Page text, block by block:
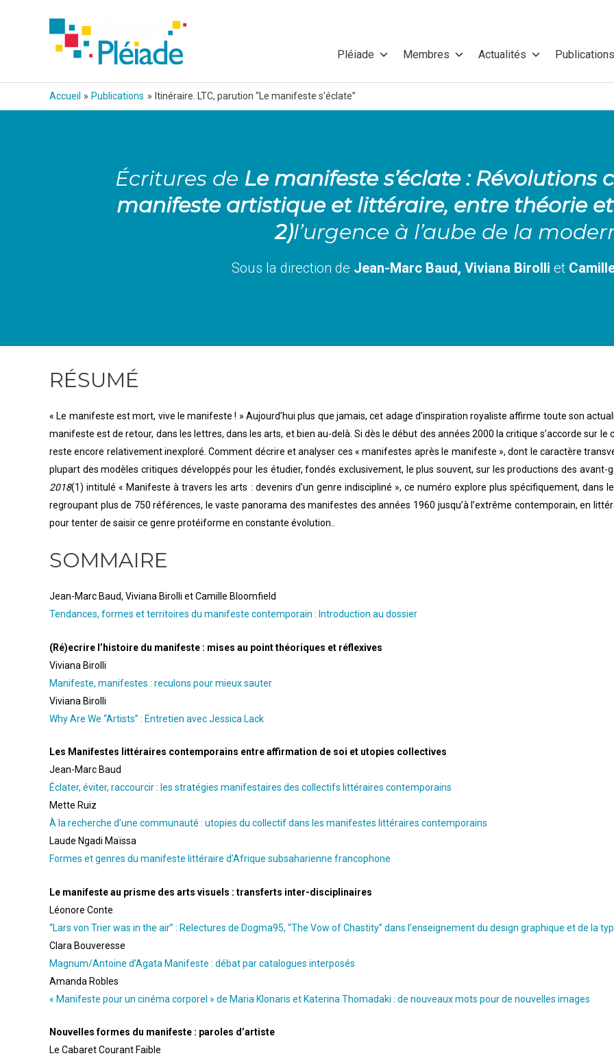
Pléiade Membres Actualités Publications
Accueil Publications Itinéraire. LTC, parution “Le manifeste s’éclate”
Écritures de Le manifeste s’éclate :
manifeste artistique et littéraire, entre théorie
2)l’urgence à l’aube de la
Sous la direction de Jean-Marc Baud, Viviana Birolli et
RÉSUMÉ
« Le manifeste est mort, vive le manifeste ! » Aujourd’hui plus que jamais, cet adage d’inspiration royaliste affirme toute son
manifeste est de retour, dans les lettres, dans les arts, et bien au-delà. Si dès le début des années 2000 la critique s’accorde sur
reste encore relativement inexploré. Comment décrire et analyser ces « manifestes après le manifeste », dont le caractère
plupart des modèles critiques développés pour les étudier, fondés exclusivement, le plus souvent, sur les productions des avant-
2018(1) intitulé « Manifeste à travers les arts : devenirs d’un genre indiscipliné », ce numéro explore plus spécifiquement,
regroupant plus de 750 références, le vaste panorama des manifestes des années 1960 jusqu’à l’extrême contemporain, en
pour tenter de saisir ce genre protéiforme en constante évolution..
SOMMAIRE
Jean-Marc Baud, Viviana Birolli et Camille Bloomfield
Tendances, formes et territoires du manifeste contemporain : Introduction au dossier
(Ré)ecrire l’histoire du manifeste : mises au point théoriques et réflexives
Viviana Birolli
Manifeste, manifestes : reculons pour mieux sauter
Viviana Birolli
Why Are We “Artists” : Entretien avec Jessica Lack
Les Manifestes littéraires contemporains entre affirmation de soi et utopies collectives
Jean-Marc Baud
Éclater, éviter, raccourcir : les stratégies manifestaires des collectifs littéraires contemporains
Mette Ruiz
À la recherche d’une communauté : utopies du collectif dans les manifestes littéraires contemporains
Laude Ngadi Maïssa
Formes et genres du manifeste littéraire d’Afrique subsaharienne francophone
Le manifeste au prisme des arts visuels : transferts inter-disciplinaires
Léonore Conte
“Lars von Trier was in the air” : Relectures de Dogma95, “The Vow of Chastity” dans l’enseignement du design graphique et de la
Clara Bouveresse
Magnum/Antoine d’Agata Manifeste : débat par catalogues interposés
Amanda Robles
« Manifeste pour un cinéma corporel » de Maria Klonaris et Katerina Thomadaki : de nouveaux mots pour de nouvelles images
Nouvelles formes du manifeste : paroles d’artiste
Le Cabaret Courant Faible